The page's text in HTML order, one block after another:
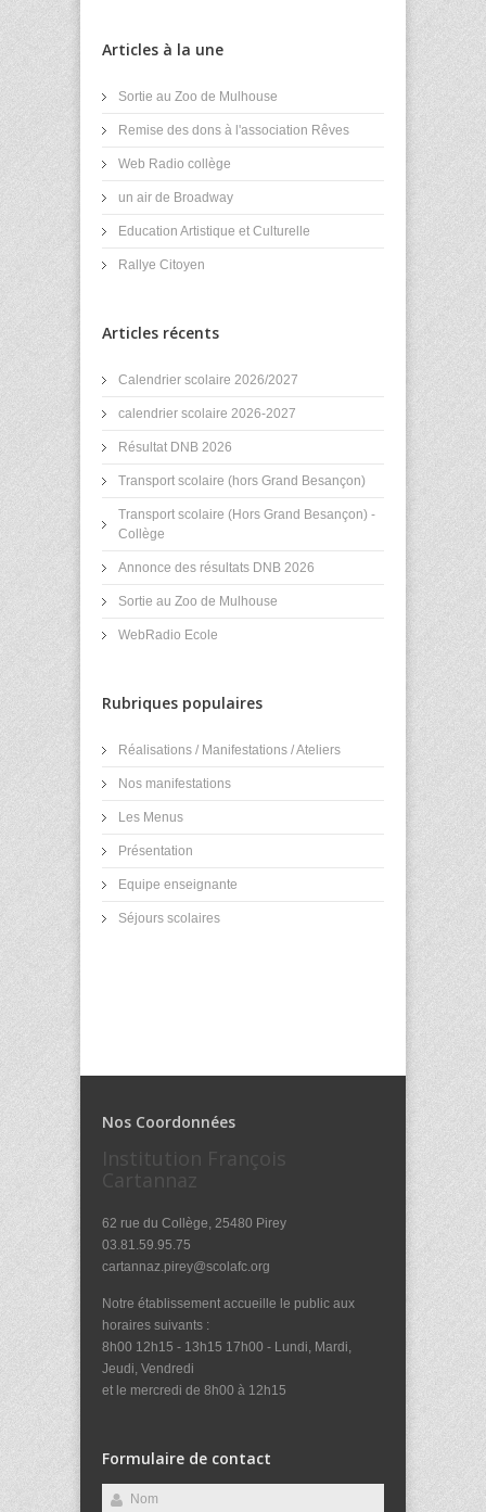
Articles à la une
Sortie au Zoo de Mulhouse
Remise des dons à l'association Rêves
Web Radio collège
un air de Broadway
Education Artistique et Culturelle
Rallye Citoyen
Articles récents
Calendrier scolaire 2026/2027
calendrier scolaire 2026-2027
Résultat DNB 2026
Transport scolaire (hors Grand Besançon)
Transport scolaire (Hors Grand Besançon) -
Collège
Annonce des résultats DNB 2026
Sortie au Zoo de Mulhouse
WebRadio Ecole
Rubriques populaires
Réalisations / Manifestations / Ateliers
Nos manifestations
Les Menus
Présentation
Equipe enseignante
Séjours scolaires
Nos Coordonnées
Institution François
Cartannaz
62 rue du Collège, 25480 Pirey
03.81.59.95.75
cartannaz.pirey@scolafc.org
Notre établissement accueille le public aux
horaires suivants :
8h00 12h15 - 13h15 17h00 - Lundi, Mardi,
Jeudi, Vendredi
et le mercredi de 8h00 à 12h15
Formulaire de contact